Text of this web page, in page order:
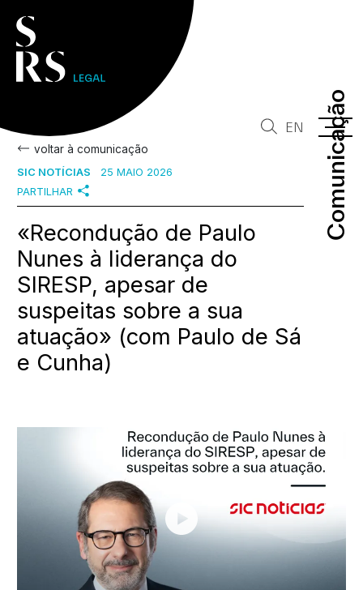
Comunicação
Comunicação
EN
voltar à comunicação
SIC NOTÍCIAS
25 MAIO 2026
PARTILHAR
«Recondução de Paulo
Nunes à liderança do
SIRESP, apesar de
suspeitas sobre a sua
atuação» (com Paulo de Sá
e Cunha)